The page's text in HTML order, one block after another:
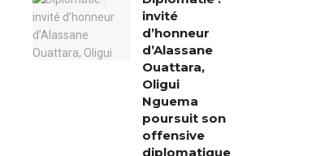
invité
d’honneur
d’Alassane
Ouattara,
Oligui
Nguema
poursuit son
offensive
diplomatique